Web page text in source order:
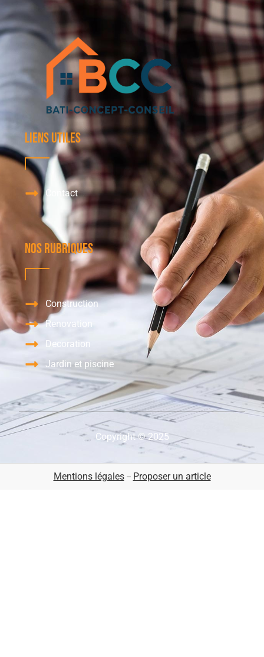
Liens utiles
Contact
Nos Rubriques
Construction
Renovation
Decoration
Jardin et piscine
Copyright © 2025
Mentions légales– Proposer un article